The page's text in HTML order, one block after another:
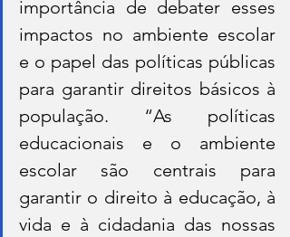
importância de debater esses
impactos no ambiente escolar
e o papel das políticas públicas
para garantir direitos básicos à
população. “As políticas
educacionais e o ambiente
escolar são centrais para
garantir o direito à educação, à
vida e à cidadania das nossas